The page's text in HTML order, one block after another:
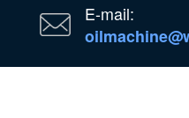
E-mail: